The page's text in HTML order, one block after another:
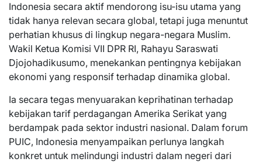
Indonesia secara aktif mendorong isu-isu utama yang
tidak hanya relevan secara global, tetapi juga menuntut
perhatian khusus di lingkup negara-negara Muslim.
Wakil Ketua Komisi VII DPR RI, Rahayu Saraswati
Djojohadikusumo, menekankan pentingnya kebijakan
ekonomi yang responsif terhadap dinamika global.
Ia secara tegas menyuarakan keprihatinan terhadap
kebijakan tarif perdagangan Amerika Serikat yang
berdampak pada sektor industri nasional. Dalam forum
PUIC, Indonesia menyampaikan perlunya langkah
konkret untuk melindungi industri dalam negeri dari